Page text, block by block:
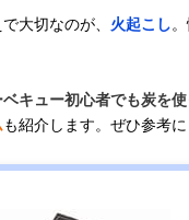
大切なのが、 火起こし
ベキュー初心者でも炭を
も紹介します。ぜひ参考に